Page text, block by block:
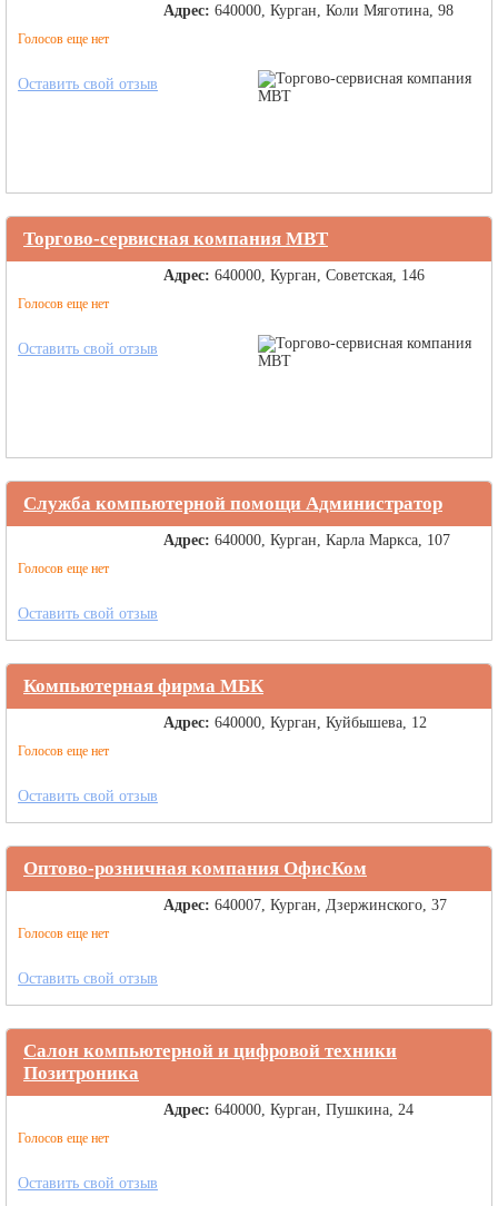
Голосов еще нет
Адрес: 640000, Курган, Коли Мяготина, 98
Оставить свой отзыв
Торгово-сервисная компания МВТ
Голосов еще нет
Адрес: 640000, Курган, Советская, 146
Оставить свой отзыв
Служба компьютерной помощи Администратор
Голосов еще нет
Адрес: 640000, Курган, Карла Маркса, 107
Оставить свой отзыв
Компьютерная фирма МБК
Голосов еще нет
Адрес: 640000, Курган, Куйбышева, 12
Оставить свой отзыв
Оптово-розничная компания ОфисКом
Голосов еще нет
Адрес: 640007, Курган, Дзержинского, 37
Оставить свой отзыв
Салон компьютерной и цифровой техники
Позитроника
Голосов еще нет
Адрес: 640000, Курган, Пушкина, 24
Оставить свой отзыв